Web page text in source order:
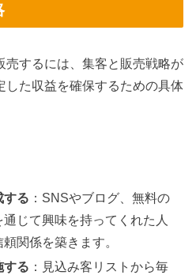
売するには、集客と販売戦略が
した収益を確保するための具体
する ：SNSやブログ、無料の
じて興味を持ってくれた人
関係を築きます。
する ：見込み客リストから毎